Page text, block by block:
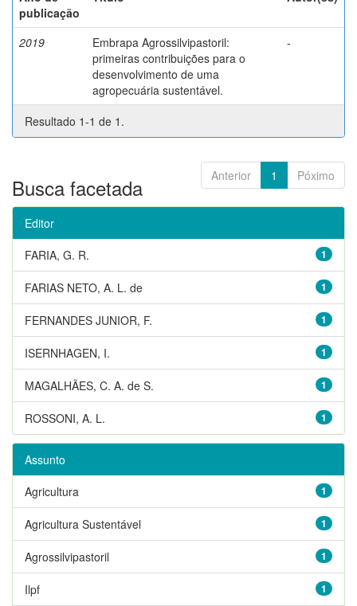
publicação
2019
Embrapa Agrossilvipastoril:
primeiras contribuições para o
desenvolvimento de uma
agropecuária sustentável.
-
Resultado 1-1 de 1.
Anterior 1 Póximo
Busca facetada
Editor
1
FARIA, G. R.
1
FARIAS NETO, A. L. de
1
FERNANDES JUNIOR, F.
1
ISERNHAGEN, I.
1
MAGALHÃES, C. A. de S.
1
ROSSONI, A. L.
Assunto
1
Agricultura
1
Agricultura Sustentável
1
Agrossilvipastoril
1
Ilpf